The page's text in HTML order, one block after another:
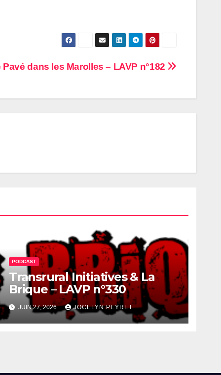
Pavé dans les Marolles – LAVP n°182
PODCAST
Transrural Initiatives & La
Brique – LAVP n°330
JUIN 27, 2026 JOCELYN PEYRET